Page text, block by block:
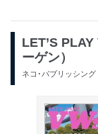
LET’S
ーゲン）
ネコ･パブリッシング